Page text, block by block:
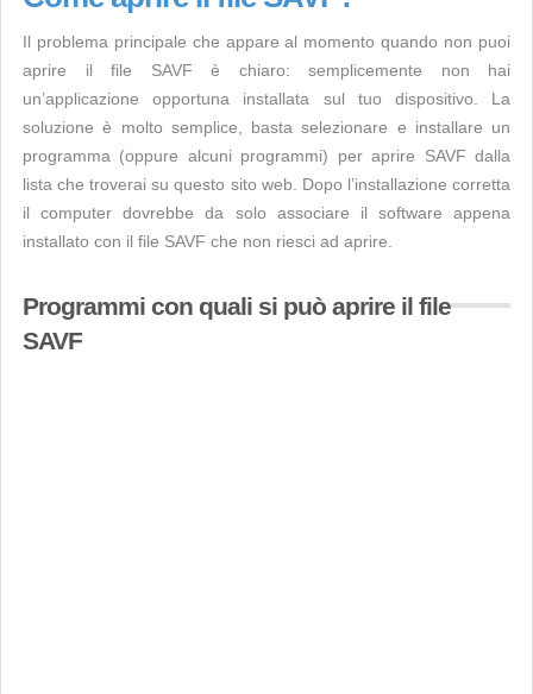
Il problema principale che appare al momento quando non puoi
aprire il file SAVF è chiaro: semplicemente non hai
un’applicazione opportuna installata sul tuo dispositivo. La
soluzione è molto semplice, basta selezionare e installare un
programma (oppure alcuni programmi) per aprire SAVF dalla
lista che troverai su questo sito web. Dopo l’installazione corretta
il computer dovrebbe da solo associare il software appena
installato con il file SAVF che non riesci ad aprire.
Programmi con quali si può aprire il file
SAVF